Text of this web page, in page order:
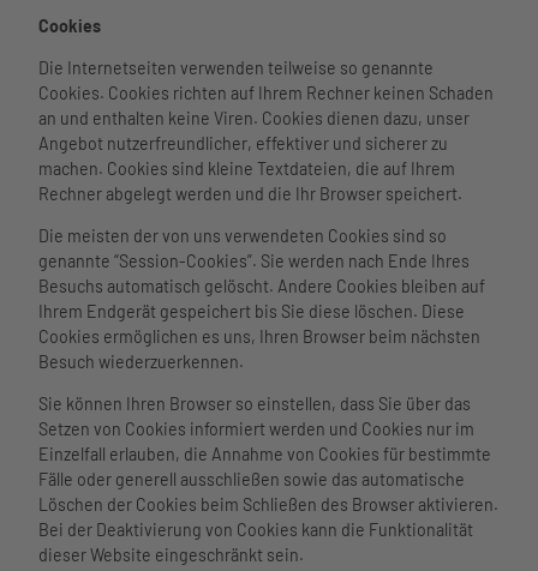
Cookies
Die Internetseiten verwenden teilweise so genannte
Cookies. Cookies richten auf Ihrem Rechner keinen Schaden
an und enthalten keine Viren. Cookies dienen dazu, unser
Angebot nutzerfreundlicher, effektiver und sicherer zu
machen. Cookies sind kleine Textdateien, die auf Ihrem
Rechner abgelegt werden und die Ihr Browser speichert.
Die meisten der von uns verwendeten Cookies sind so
genannte “Session-Cookies”. Sie werden nach Ende Ihres
Besuchs automatisch gelöscht. Andere Cookies bleiben auf
Ihrem Endgerät gespeichert bis Sie diese löschen. Diese
Cookies ermöglichen es uns, Ihren Browser beim nächsten
Besuch wiederzuerkennen.
Sie können Ihren Browser so einstellen, dass Sie über das
Setzen von Cookies informiert werden und Cookies nur im
Einzelfall erlauben, die Annahme von Cookies für bestimmte
Fälle oder generell ausschließen sowie das automatische
Löschen der Cookies beim Schließen des Browser aktivieren.
Bei der Deaktivierung von Cookies kann die Funktionalität
dieser Website eingeschränkt sein.